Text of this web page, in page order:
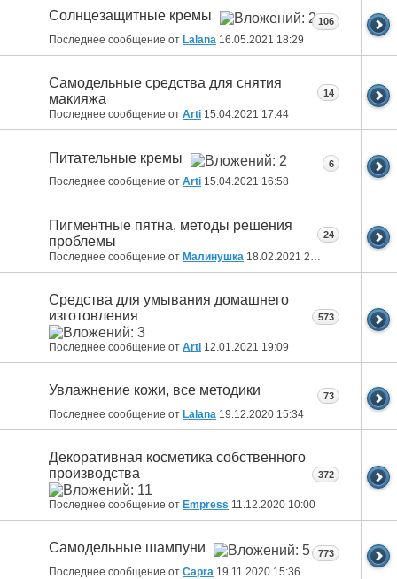
Солнцезащитные кремы
Последнее сообщение от Lalana 16.05.2021 18:29
106
Самодельные средства для снятия
макияжа
Последнее сообщение от Arti 15.04.2021 17:44
14
Питательные кремы
Последнее сообщение от Arti 15.04.2021 16:58
6
Пигментные пятна, методы решения
проблемы
Последнее сообщение от Малинушка 18.02.2021 21:00
24
Средства для умывания домашнего
изготовления
Последнее сообщение от Arti 12.01.2021 19:09
573
Увлажнение кожи, все методики
Последнее сообщение от Lalana 19.12.2020 15:34
73
Декоративная косметика собственного
производства
Последнее сообщение от Empress 11.12.2020 10:00
372
Самодельные шампуни
Последнее сообщение от Capra 19.11.2020 15:36
773